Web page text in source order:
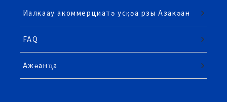
Иалкаау акоммерциатә усқәа рзы Азакәан
FAQ
Ажәанҵа